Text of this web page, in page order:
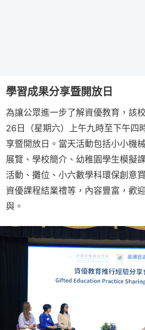
學習成果分享暨開放日
為讓公眾進一步了解資優教育，該
26日（星期六）上午九時至下午四
享暨開放日。當天活動包括小小機
展覽、學校簡介、幼稚園學生模擬
活動、攤位、小六數學科環保創意
資優課程結業禮等，內容豐富，歡
與。